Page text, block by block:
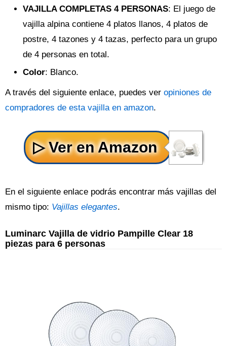
VAJILLA COMPLETAS 4 PERSONAS: El juego de
vajilla alpina contiene 4 platos llanos, 4 platos de
postre, 4 tazones y 4 tazas, perfecto para un grupo
de 4 personas en total.
Color: Blanco.
A través del siguiente enlace, puedes ver opiniones de
compradores de esta vajilla en amazon.
En el siguiente enlace podrás encontrar más vajillas del
mismo tipo: Vajillas elegantes.
Luminarc Vajilla de vidrio Pampille Clear 18
piezas para 6 personas